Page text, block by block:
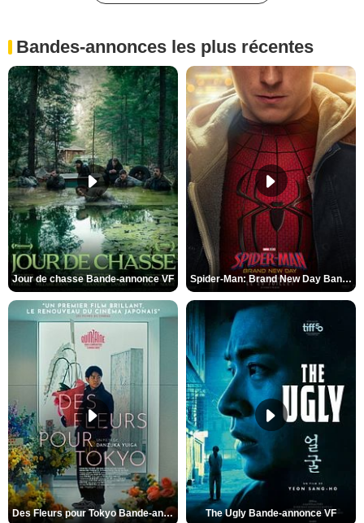
Bandes-annonces les plus récentes
Jour de chasse Bande-annonce VF Spider-Man: Brand New Day Bande-annonce (3) VO STFR
Des Fleurs pour Tokyo Bande-annonce VO STFR The Ugly Bande-annonce VF